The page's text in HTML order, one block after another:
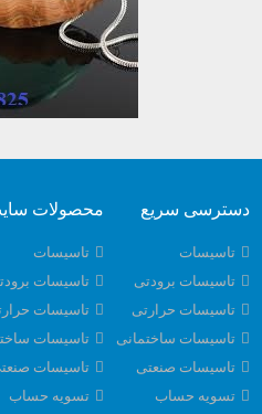
دسترسی سریع
تاسیسات
تاسیسات برودتی
تاسیسات حرارتی
تاسیسات ساختمانی
تاسیسات صنعتی
تسویه حساب
محصولات
تاسیسات
تاسیسات
تاسیسات
تاسیسات
تاسیسات
تسویه حساب